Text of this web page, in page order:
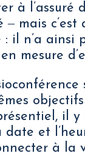
à l’assuré
mais c’est
il n’a ainsi
mesure
il
et
à la